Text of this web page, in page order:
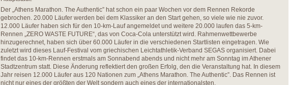
Der „Athens Marathon. The Authentic” hat schon ein paar Wochen vor dem Rennen Rekorde
gebrochen. 20.000 Läufer werden bei dem Klassiker an den Start gehen, so viele wie nie zuvor.
12.000 Läufer haben sich für den 10-km-Lauf angemeldet und weitere 20.000 laufen das 5-km-
Rennen „ZERO WASTE FUTURE“, das von Coca-Cola unterstützt wird. Rahmenwettbewerbe
hinzugerechnet, haben sich über 60.000 Läufer in die verschiedenen Startlisten eingetragen. Wie
zuletzt wird dieses Lauf-Festival vom griechischen Leichtathletik-Verband SEGAS organisiert. Dabei
findet das 10-km-Rennen erstmals am Sonnabend abends und nicht mehr am Sonntag im Athener
Stadtzentrum statt. Diese Änderung reflektiert den großen Erfolg, den die Veranstaltung hat. In diesem
Jahr reisen 12.000 Läufer aus 120 Nationen zum „Athens Marathon. The Authentic”. Das Rennen ist
nicht nur eines der größten der Welt sondern auch eines der internationalsten.